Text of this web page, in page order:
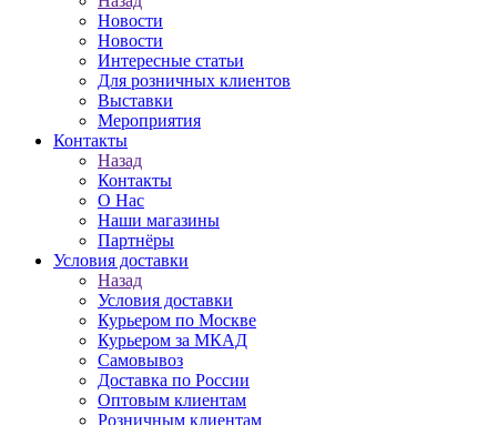
Новости
Новости
Интересные статьи
Для розничных клиентов
Выставки
Мероприятия
Контакты
Назад
Контакты
О Нас
Наши магазины
Партнёры
Условия доставки
Назад
Условия доставки
Курьером по Москве
Курьером за МКАД
Самовывоз
Доставка по России
Оптовым клиентам
Розничным клиентам